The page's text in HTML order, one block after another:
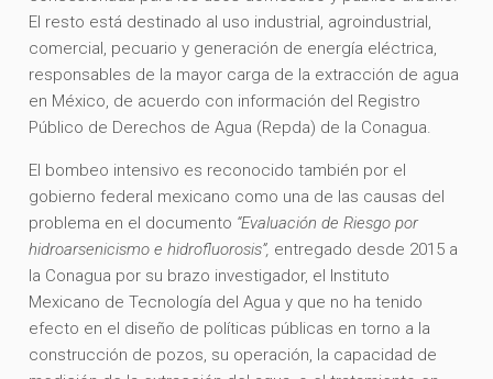
El resto está destinado al uso industrial, agroindustrial,
comercial, pecuario y generación de energía eléctrica,
responsables de la mayor carga de la extracción de agua
en México, de acuerdo con información del Registro
Público de Derechos de Agua (Repda) de la Conagua.
El bombeo intensivo es reconocido también por el
gobierno federal mexicano como una de las causas del
problema en el documento “Evaluación de Riesgo por
hidroarsenicismo e hidrofluorosis”, entregado desde 2015 a
la Conagua por su brazo investigador, el Instituto
Mexicano de Tecnología del Agua y que no ha tenido
efecto en el diseño de políticas públicas en torno a la
construcción de pozos, su operación, la capacidad de